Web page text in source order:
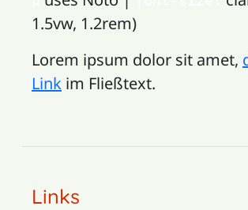
1.5vw, 1.2rem)
Lorem ipsum dolor sit amet,
Link im Fließtext.
Links